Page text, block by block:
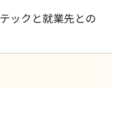
ックと就業先との